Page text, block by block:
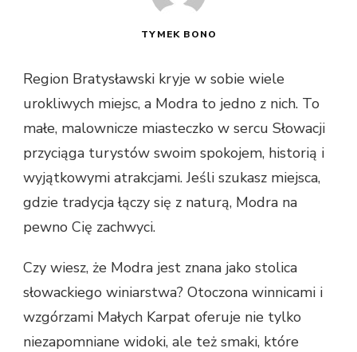
TYMEK BONO
Region Bratysławski kryje w sobie wiele
urokliwych miejsc, a Modra to jedno z nich. To
małe, malownicze miasteczko w sercu Słowacji
przyciąga turystów swoim spokojem, historią i
wyjątkowymi atrakcjami. Jeśli szukasz miejsca,
gdzie tradycja łączy się z naturą, Modra na
pewno Cię zachwyci.
Czy wiesz, że Modra jest znana jako stolica
słowackiego winiarstwa? Otoczona winnicami i
wzgórzami Małych Karpat oferuje nie tylko
niezapomniane widoki, ale też smaki, które